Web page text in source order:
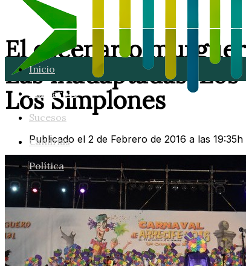
Inicio
Lanzarote
Sucesos
Canarias
Política
El escenario
Las Inadaptadas,
Los Simplones
Publicado el 2 de Febrero de 2016 a las 19:35h